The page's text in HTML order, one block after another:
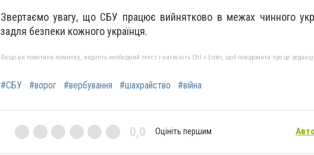
Звертаємо увагу, що СБУ працює вийнятково в межах чинного
задля безпеки кожного українця.
Якщо ви помітили помилку, виділіть необхідний текст і натисніть Ctrl + Enter, щоб повідомити про це
#СБУ #ворог #вербування #шахрайство #війна
0,0 Оцініть першим